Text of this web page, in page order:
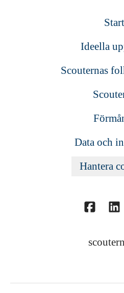
Start
Ideella
Scouternas
Data och
Hantera